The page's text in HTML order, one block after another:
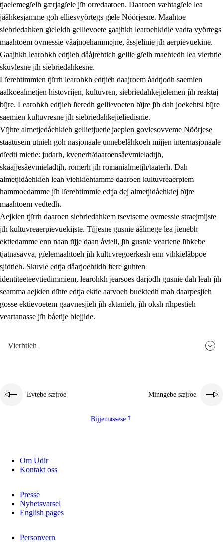
tjaelemegïelh gærjagïele jïh orredaaroen. Daaroen væhtagïele lea
jååhkesjamme goh elliesvyörtegs gïele Nöörjesne. Maahtoe
siebriedahken gïeleldh gellievoete gaajhkh learoehkidie vadta vyörtegs
maahtoem ovmessie våajnoehammojne, åssjelinie jïh aerpievuekine.
Gaajhkh learohkh edtjieh dååjrehtidh gellie gïelh maehtedh lea vierhtie
skuvlesne jïh siebriedahkesne.
Lïerehtimmien tjïrrh learohkh edtjieh daajroem åadtjodh saemien
aalkoealmetjen histovrijen, kultuvren, siebriedahkejielemen jïh reaktaj
bïjre. Learohkh edtjieh lïeredh gellievoeten bïjre jïh dah joekehtsi bïjre
saemien kultuvresne jïh siebriedahkejieliedisnie.
Vïjhte almetjedåehkieh gellietjuetie jaepien govlesovveme Nöörjese
staatusem utnieh goh nasjonaale unnebelåhkoeh mijjen internasjonaale
dïedti mietie: judarh, kvenerh/daaroensåevmieladtjh,
skåajjesåevmieladtjh, romerh jïh romanialmetjh/taaterh. Dah
almetjidåehkieh leah viehkiehtamme daaroen kultuvreaerpiem
hammoedamme jïh lïerehtimmie edtja dej almetjidåehkiej bïjre
maahtoem vedtedh.
Aejkien tjïrrh daaroen siebriedahkem tsevtseme ovmessie straejmijste
jïh kultuvreaerpievuekijste. Tïjjesne gusnie åålmege lea jienebh
ektiedamme enn naan tïjje daan åvteli, jïh gusnie veartene lïhkebe
tjatnasåvva, gïelemaahtoeh jïh kultuvregoerkesh enn vihkielåbpoe
sjidtieh. Skuvle edtja dåarjoehtidh fïere guhten
identiteeteevtiedimmiem, learohkh jearsoes darjodh gusnie dah leah jïh
seamma aejkien dïhte edtja ektie aarvoeh buektedh mah daarpesjieh
gosse ektievoetem gaavnesjieh jïh aktanieh, jïh oksh rïhpestieh
veartanasse jïh båetije biejjide.
Vierhtieh
Evtebe sæjroe Minngebe sæjroe
Bijjemassese
Om Udir
Kontakt oss
Presse
Nyhetsvarsel
English pages
Personvern